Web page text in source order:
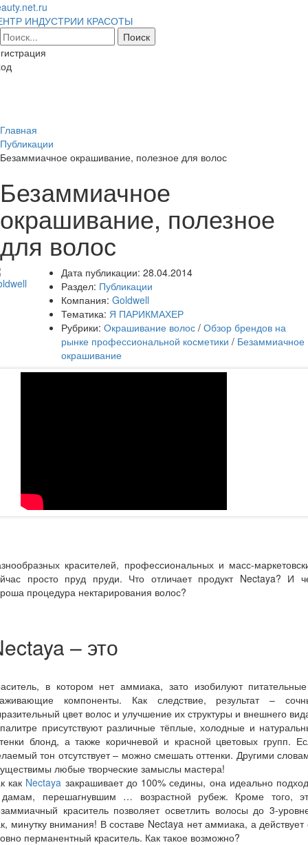
ИНДУСТРИИ КРАСОТЫ
Главная
Публикации
Безаммиачное окрашивание, полезное для волос
Безаммиачное
окрашивание, полезное
для волос
Дата публикации: 28.04.2014
Раздел: Публикации
Компания: Goldwell
Тематика: Я ПАРИКМАХЕР
Рубрики: Окрашивание волос / Обзор брендов на
рынке профессиональной косметики / Безаммиачное
окрашивание
красителей, профессиональных и масс-
просто пруд пруди. Что отличает продукт Nectaya? И
процедура нектарирования волос?
– это
в котором нет аммиака, зато изобилуют
компоненты. Как следствие, результат –
цвет волос и улучшение их структуры и внешнего
присутствуют различные тёплые, холодные и
блонд, а также коричневой и красной цветовых групп.
тон отсутствует – можно смешать оттенки. Другими
любые творческие замыслы мастера!
как Nectaya закрашивает до 100% седины, она идеально
перешагнувшим … возрастной рубеж. Кроме того,
краситель позволяет осветлить волосы до 3-
минутку внимания! В составе Nectaya нет аммиака, а действует
перманентный краситель. Как такое возможно?